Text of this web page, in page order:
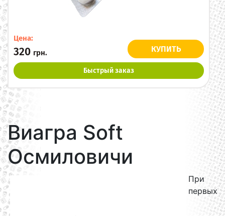
Цена:
320 грн. КУПИТЬ
Быстрый заказ
Виагра Soft
Осмиловичи
При
первых